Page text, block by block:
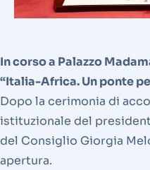
In corso a Palazzo
“Italia-Africa. Un ponte
Dopo la cerimonia di
istituzionale del
del Consiglio Giorgia
apertura.